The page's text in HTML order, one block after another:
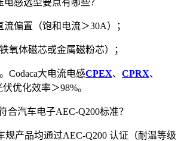
偏置（饱和电流＞30A）；
体磁芯或金属磁粉芯）；
大电流电感CPEX、 CPRX、
优化效率＞98%。
合汽车电子AEC-Q200标准？
规产品均通过AEC-Q200 认证（耐温等级